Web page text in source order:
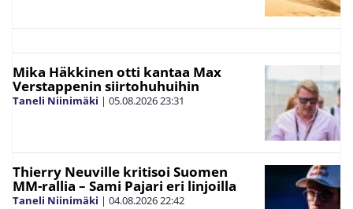
Mika Häkkinen otti kantaa Max
Verstappenin siirtohuhuihin
Taneli Niinimäki | 05.08.202623:31
Thierry Neuville kritisoi Suomen
MM-rallia – Sami Pajari eri linjoilla
Taneli Niinimäki | 04.08.202622:42